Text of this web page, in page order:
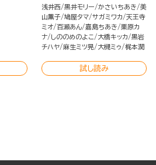
浅井西 黒井モリー かさいちあき
美
山薫子 鳩屋タマ サガミワカ
天王寺
ミオ 百瀬あん 嘉島ちあき
栗原カ
ナ
しののめのよこ 大橋キッカ
黒岩
チハヤ 麻生ミツ晃 大槻ミゥ 梶本潤
試し読み